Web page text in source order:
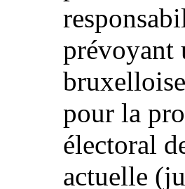
prévoyant
pour la
électoral
actuelle